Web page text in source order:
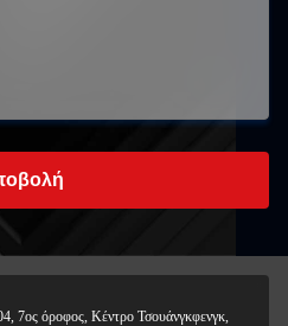
7ος όροφος, Κέντρο Τσουάνγκφενγκ,